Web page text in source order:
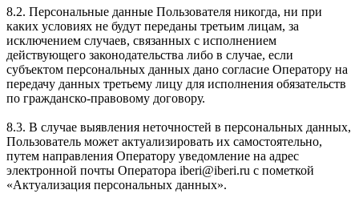
8.2. Персональные данные Пользователя никогда, ни при
каких условиях не будут переданы третьим лицам, за
исключением случаев, связанных с исполнением
действующего законодательства либо в случае, если
субъектом персональных данных дано согласие Оператору на
передачу данных третьему лицу для исполнения обязательств
по гражданско-правовому договору.
8.3. В случае выявления неточностей в персональных данных,
Пользователь может актуализировать их самостоятельно,
путем направления Оператору уведомление на адрес
электронной почты Оператора iberi@iberi.ru с пометкой
«Актуализация персональных данных».